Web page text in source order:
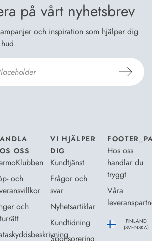
på vårt nyhetsbrev
och inspiration som hjälper dig
OSS
och
och
VI HJÄLPER
DIG
Kundtjänst
Frågor och
svar
Nyhetsartiklar
Kundtidning
Sponsorering
Hos oss
handlar du
tryggt
Våra
FINLAND
(SVENSKA)